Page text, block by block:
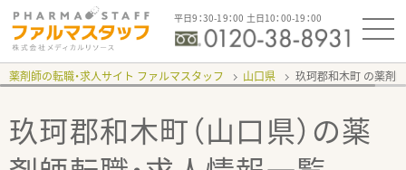
平日9：30-19：00 土日10：00-19：00
薬剤師の転職・求人サイト ファルマスタッフ 山口県 玖珂郡和木町
玖珂郡和木町（山口県） の薬